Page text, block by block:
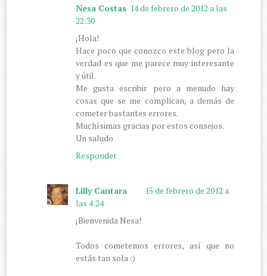
Nesa Costas 14 de febrero de 2012 a las
22:30
¡Hola!
Hace poco que conozco este blog pero la
verdad es que me parece muy interesante
y útil.
Me gusta escribir pero a menudo hay
cosas que se me complican, a demás de
cometer bastantes errores.
Muchísimas gracias por estos consejos.
Un saludo
Responder
Lilly Cantara
15 de febrero de 2012 a
las 4:24
¡Bienvenida Nesa!
Todos cometemos errores, así que no
estás tan sola :)